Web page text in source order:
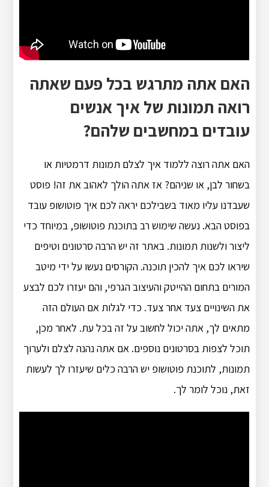
האם אתה מתרגש בכל פעם שאתה
רואה תמונות של איך אנשים
עובדים במחשבים שלהם?
האם אתה רוצה ללמוד איך לצלם תמונות דרמטיות או
בשחור לבן, או שניהם? אז אתה הולך לאהוב את זה! פוסט
שעבדנו עליו מאוד בשבילכם יראה לכם איך פוטושופ עובד
בפוסט הבא. נעשה שימוש רב בתוכנת פוטושופ, במיוחד כדי
ליצור ולשנות תמונות. באתר זה יש הרבה סרטונים וטיפים
שיראו לכם איך להכין תוכנה. הקורסים נעשו על ידי מיטב
המורים בתחום ההייטק והעיצוב הגרפי, והם יעזרו לכם לבצע
את השינויים צעד אחר צעד. כדי לגלות אם העולם הזה
מתאים לך, אתה יכול לחשוב על זה בכל עת. לאחר מכן,
תוכל לצפות בסרטונים נוספים. אם אתה נהנה לצלם ולערוך
תמונות, לתוכנת פוטושופ יש הרבה כלים שיעזרו לך לעשות
זאת, נוכל לומר לך.